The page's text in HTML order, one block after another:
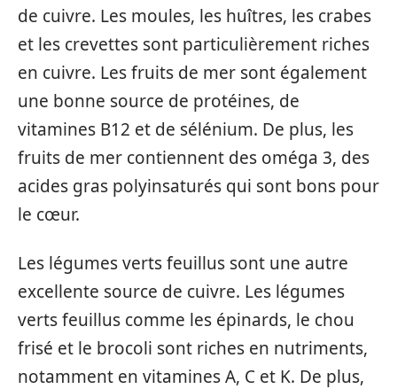
de cuivre. Les moules, les huîtres, les crabes
et les crevettes sont particulièrement riches
en cuivre. Les fruits de mer sont également
une bonne source de protéines, de
vitamines B12 et de sélénium. De plus, les
fruits de mer contiennent des oméga 3, des
acides gras polyinsaturés qui sont bons pour
le cœur.
Les légumes verts feuillus sont une autre
excellente source de cuivre. Les légumes
verts feuillus comme les épinards, le chou
frisé et le brocoli sont riches en nutriments,
notamment en vitamines A, C et K. De plus,